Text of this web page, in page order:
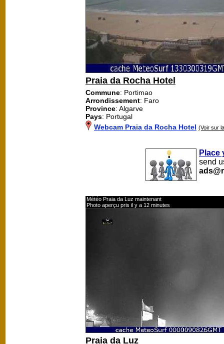
Praia da Rocha Hotel
Commune: Portimao
Arrondissement: Faro
Province: Algarve
Pays: Portugal
Webcam Praia da Rocha Hotel (Voir sur
Place
send
Météo Praia da Luz maintenant
Photo aperçu pris il y a 12 minutes
Praia da Luz